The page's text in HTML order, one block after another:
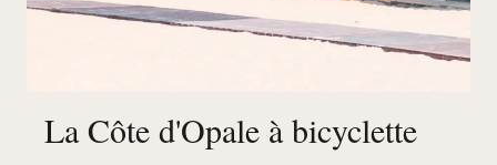
La Côte d'Opale à bicyclette